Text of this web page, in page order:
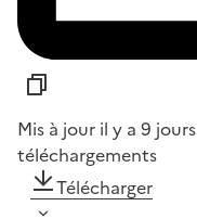
Mis à jour il y a 9 jours
téléchargements
Télécharger